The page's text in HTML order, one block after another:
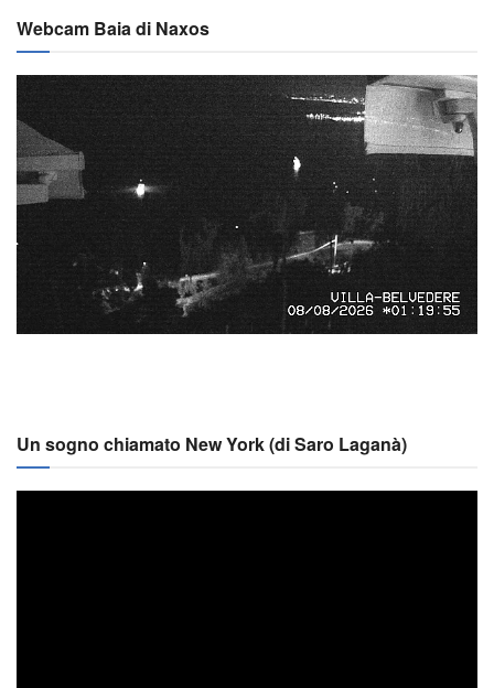
Webcam Baia di Naxos
Un sogno chiamato New York (di Saro Laganà)